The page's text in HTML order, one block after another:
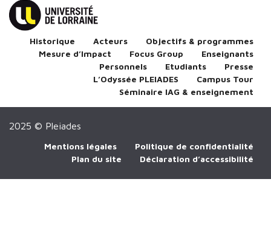
Historique Acteurs
Objectifs & programmes
Mesure d’Impact
Focus Group
Enseignants
Personnels
Etudiants
Presse
L’Odyssée PLEIADES
Campus Tour
Séminaire IAG & enseignement
2025 © Pleiades
Mentions légales
Politique de confidentialité
Plan du site
Déclaration d’accessibilité